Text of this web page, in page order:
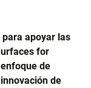
para apoyar las
for
de
de